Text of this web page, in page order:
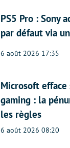
PS5 Pro : Sony
par défaut via
6 août 2026 17:35
Microsoft efface
gaming : la
les règles
6 août 2026 08:20